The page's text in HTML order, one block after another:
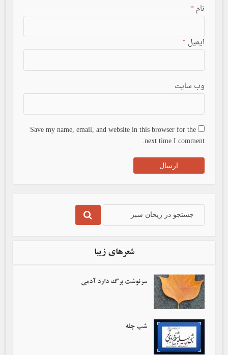
نام*
ایمیل*
وب سایت
Save my name, email, and website in this browser for the
next time I comment.
شعرهای زیبا
سرنوشت برگ دارد آدمی‌
شب چله